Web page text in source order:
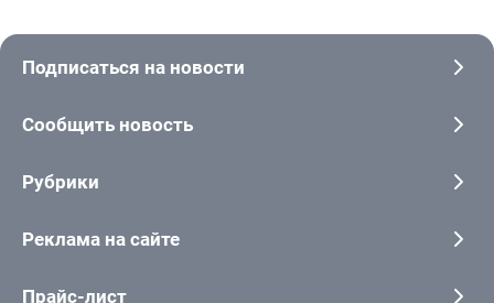
Подписаться на новости
Сообщить новость
Рубрики
Реклама на сайте
Прайс-лист